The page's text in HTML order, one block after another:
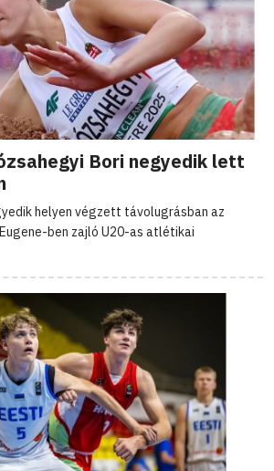
Bori negyedik lett
helyen végzett távolugrásban az
ben zajló U20-as atlétikai